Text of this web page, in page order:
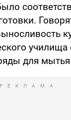
училища
для